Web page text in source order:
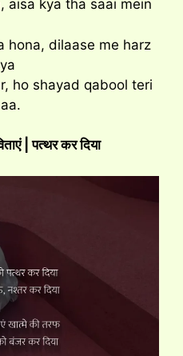
aisa kya tha saai mein
hona, dilaase me harz
ho shayad qabool teri
| पत्थर कर दिया